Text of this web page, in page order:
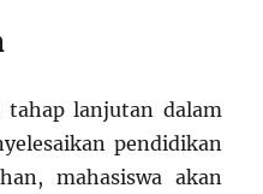
tahap lanjutan dalam
pendidikan
mahasiswa akan